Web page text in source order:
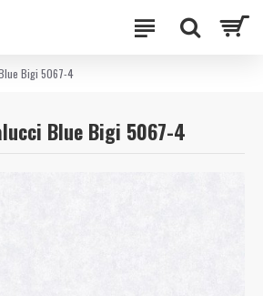
Bigi 5067-4
Blue Bigi 5067-4